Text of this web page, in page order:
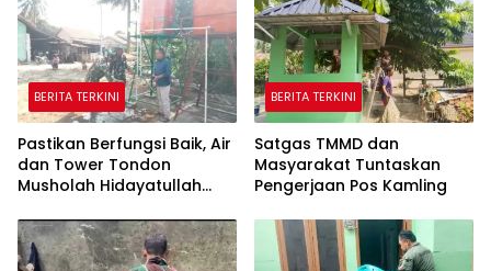
BERITA TERKINI
Pastikan Berfungsi Baik, Air
dan Tower Tondon
Musholah Hidayatullah
BERITA TERKINI
Satgas TMMD dan
Masyarakat Tuntaskan
Pengerjaan Pos Kamling